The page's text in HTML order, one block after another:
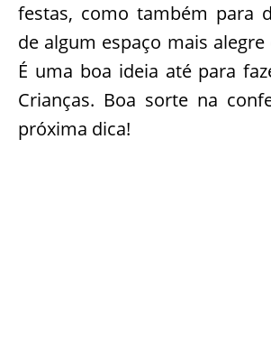
festas, como também para
de algum espaço mais
É uma boa ideia até para
Crianças. Boa sorte na
próxima dica!